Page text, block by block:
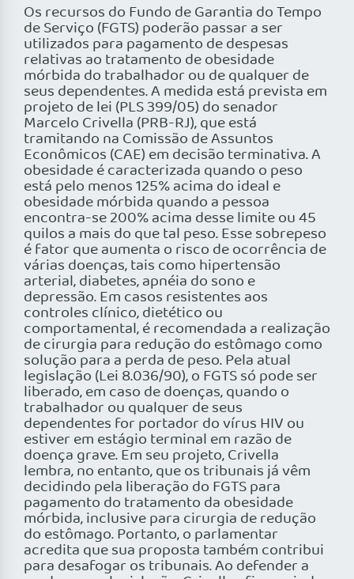
Os recursos do Fundo de Garantia do Tempo
de Serviço (FGTS) poderão passar a ser
utilizados para pagamento de despesas
relativas ao tratamento de obesidade
mórbida do trabalhador ou de qualquer de
seus dependentes. A medida está prevista em
projeto de lei (PLS 399/05) do senador
Marcelo Crivella (PRB-RJ), que está
tramitando na Comissão de Assuntos
Econômicos (CAE) em decisão terminativa. A
obesidade é caracterizada quando o peso
está pelo menos 125% acima do ideal e
obesidade mórbida quando a pessoa
encontra-se 200% acima desse limite ou 45
quilos a mais do que tal peso. Esse sobrepeso
é fator que aumenta o risco de ocorrência de
várias doenças, tais como hipertensão
arterial, diabetes, apnéia do sono e
depressão. Em casos resistentes aos
controles clínico, dietético ou
comportamental, é recomendada a realização
de cirurgia para redução do estômago como
solução para a perda de peso. Pela atual
legislação (Lei 8.036/90), o FGTS só pode ser
liberado, em caso de doenças, quando o
trabalhador ou qualquer de seus
dependentes for portador do vírus HIV ou
estiver em estágio terminal em razão de
doença grave. Em seu projeto, Crivella
lembra, no entanto, que os tribunais já vêm
decidindo pela liberação do FGTS para
pagamento do tratamento da obesidade
mórbida, inclusive para cirurgia de redução
do estômago. Portanto, o parlamentar
acredita que sua proposta também contribui
para desafogar os tribunais. Ao defender a